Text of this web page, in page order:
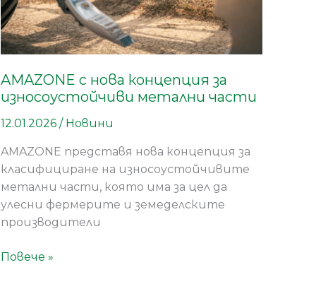
AMAZONE с нова концепция за
износоустойчиви метални части
12.01.2026/ Новини
AMAZONE представя нова концепция за
класифициране на износоустойчивите
метални части, която има за цел да
улесни фермерите и земеделските
производители
Повече »